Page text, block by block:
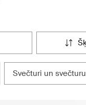
svečturi un